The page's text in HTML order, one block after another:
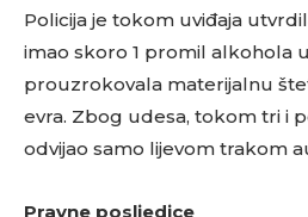
Policija je tokom uviđaja
imao skoro 1 promil alkohola
prouzrokovala materijalnu
evra. Zbog udesa, tokom tri i
odvijao samo lijevom trakom
Pravne posljedice